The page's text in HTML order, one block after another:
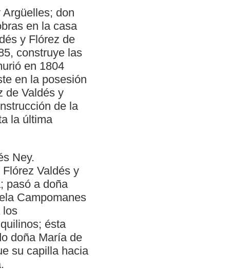
don
en la casa
y Flórez de
construye las
en 1804
en la posesión
de Valdés y
de la
la última
Ney.
Valdés y
pasó a doña
Campomanes
los
ésta
doña María de
su capilla hacia